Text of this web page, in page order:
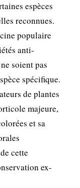
espèces
reconnues.
populaire
anti-
soient pas
spécifique.
de plantes
majeure,
et sa
cette
ex-